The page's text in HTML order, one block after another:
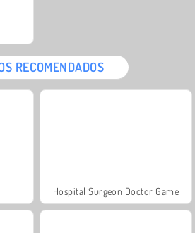
RECOMENDADOS
Hospital Surgeon Doctor Game